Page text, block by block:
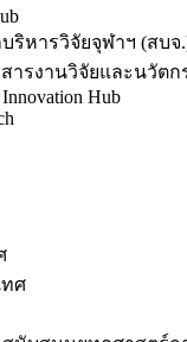
ริหารวิจัยจุฬาฯ (สบจ
ารงานวิจัยและนวัตก
Hub
ทศ